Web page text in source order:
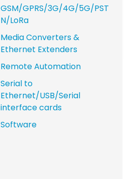
GSM/GPRS/3G/4G/5G/PST
N/LoRa
Media Converters &
Ethernet Extenders
Remote Automation
Serial to
Ethernet/USB/Serial
interface cards
Software